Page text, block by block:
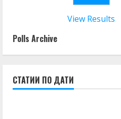
View Results
Polls Archive
СТАТИИ ПО ДАТИ